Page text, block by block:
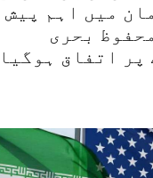
میں اہم پیش
بحری
پر اتفاق ہوگیا